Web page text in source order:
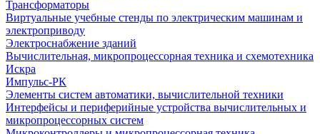
Трансформаторы
Виртуальные учебные стенды по электрическим машинам и
электроприводу
Электроснабжение зданий
Вычислительная, микропроцессорная техника и схемотехника
Искра
Импульс-РК
Элементы систем автоматики, вычислительной техники
Интерфейсы и периферийные устройства вычислительных и
микропроцессорных систем